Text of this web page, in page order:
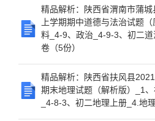
精品解析：陕西省渭南市蒲
上学期期中道德与法治试题
料_4-9、政治_4-9-3、初二
卷（5份）
精品解析：陕西省扶风县
期末地理试题（解析版）_1
_4-8-3、初二地理上册_4.地